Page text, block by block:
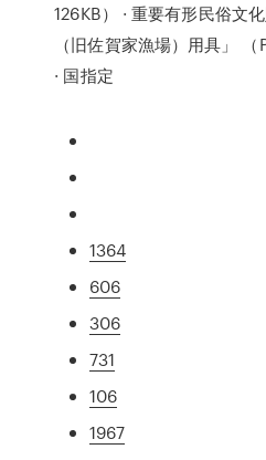
126KB） · 重要有形民俗文
（旧佐賀家漁場）用具」 （
· 国指定
1364
606
306
731
106
1967